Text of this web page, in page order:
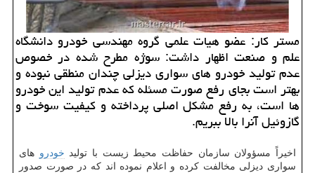
مستر كار: عضو هیات علمی گروه مهندسی خودرو دانشگاه
علم و صنعت اظهار داشت: سوژه مطرح شده در خصوص
عدم تولید خودرو های سواری دیزلی چندان منطقی نبوده و
بهتر است بجای رفع صورت مسئله كه عدم تولید این خودرو
ها است، به رفع مشكل اصلی پرداخته و كیفیت سوخت و
گازوئیل آنرا بالا ببریم.
اخیراً مسؤولان سازمان حفاظت محیط زیست با تولید خودرو های
سواری دیزلی مخالفت كرده و اعلام نموده اند كه در صورت صدور